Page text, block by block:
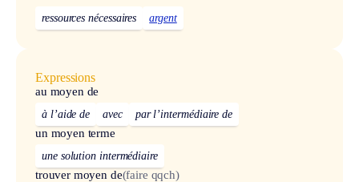
ressources nécessaires argent
Expressions
au moyen de
à l’aide de avec par l’intermédiaire de
un moyen terme
une solution intermédiaire
trouver moyen de(faire qqch)